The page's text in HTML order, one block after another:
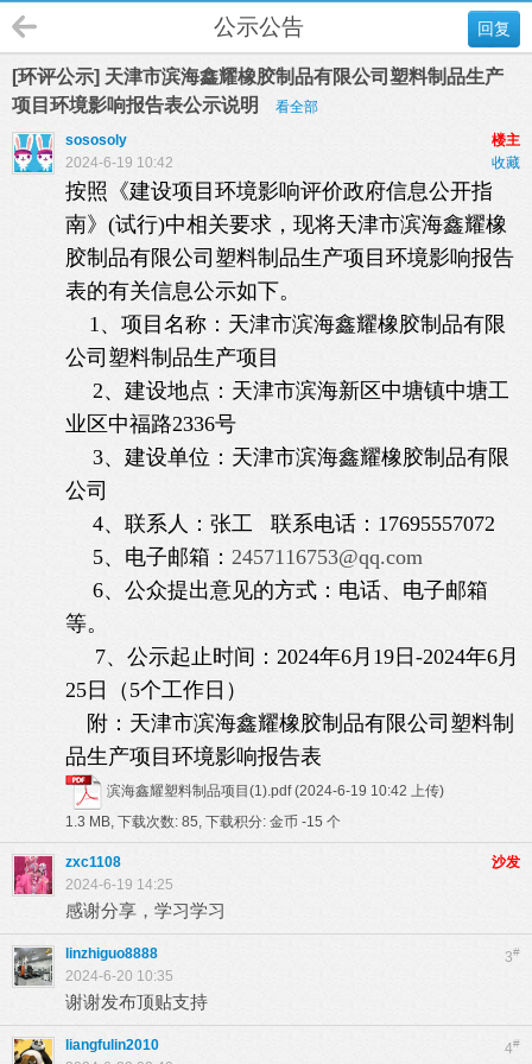
回复
公示公告
[环评公示] 天津市滨海鑫耀橡胶制品有限公司塑料制品生产
项目环境影响报告表公示说明
看全部
楼主
sososoly
收藏
2024-6-19 10:42
按照《建设项目环境影响评价政府信息公开指
南》(试行)中相关要求，现将天津市滨海鑫耀橡
胶制品有限公司塑料制品生产项目环境影响报告
表的有关信息公示如下。
1、项目名称：天津市滨海鑫耀橡胶制品有限
公司塑料制品生产项目
2、建设地点：天津市滨海新区中塘镇中塘工
业区中福路2336号
3、建设单位：天津市滨海鑫耀橡胶制品有限
公司
4、联系人：张工 联系电话：17695557072
5、电子邮箱： 2457116753@qq.com
6、公众提出意见的方式：电话、电子邮箱
等。
7、公示起止时间：2024年6月19日-2024年6月
25日（5个工作日）
附：天津市滨海鑫耀橡胶制品有限公司塑料制
品生产项目环境影响报告表
滨海鑫耀塑料制品项目(1).pdf (2024-6-19 10:42 上传)
1.3 MB, 下载次数: 85, 下载积分: 金币 -15 个
沙发
zxc1108
2024-6-19 14:25
感谢分享，学习学习
3#
linzhiguo8888
2024-6-20 10:35
谢谢发布顶贴支持
4#
liangfulin2010